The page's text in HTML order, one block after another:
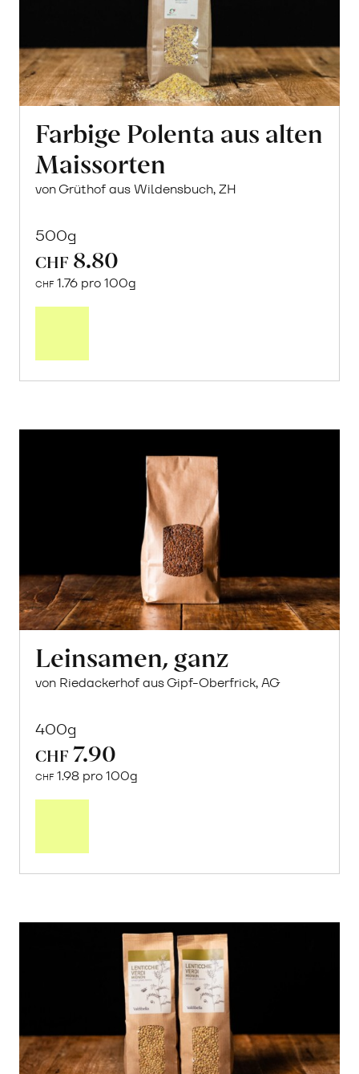
Farbige Polenta aus alten
Maissorten
von Grüthof aus Wildensbuch, ZH
500g
CHF 8.80
CHF 1.76 pro 100g
Leinsamen, ganz
von Riedackerhof aus Gipf-Oberfrick, AG
400g
CHF 7.90
CHF 1.98 pro 100g